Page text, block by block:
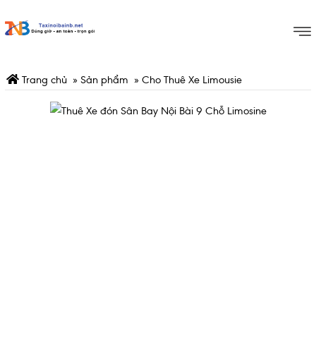
Trang chủ » Sản phẩm » Cho Thuê Xe Limousie